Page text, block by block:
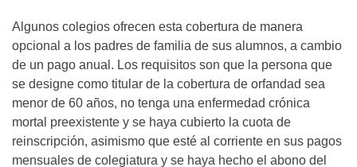
Algunos colegios ofrecen esta cobertura de manera
opcional a los padres de familia de sus alumnos, a cambio
de un pago anual. Los requisitos son que la persona que
se designe como titular de la cobertura de orfandad sea
menor de 60 años, no tenga una enfermedad crónica
mortal preexistente y se haya cubierto la cuota de
reinscripción, asimismo que esté al corriente en sus pagos
mensuales de colegiatura y se haya hecho el abono del